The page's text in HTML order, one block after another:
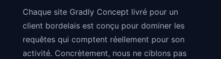
Chaque site Gradly Concept livré pour un
client bordelais est conçu pour dominer les
requêtes qui comptent réellement pour son
activité. Concrètement, nous ne ciblons pas